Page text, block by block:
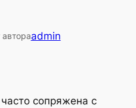
автораadmin
сопряжена с